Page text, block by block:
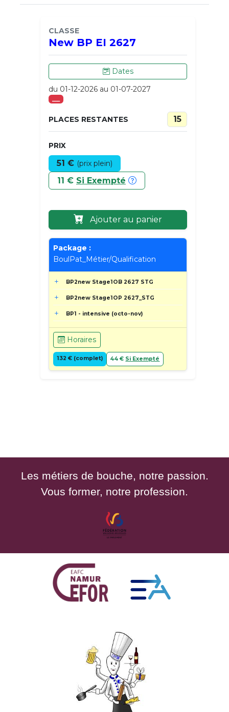
CLASSE
New BP EI 2627
Dates
du 01-12-2026 au 01-07-2027
___
PLACES RESTANTES 15
PRIX
51 € (prix plein)
11 € Si Exempté
Ajouter au panier
Package :
BoulPat_Métier/Qualification
BP2new Stage1OB 2627 STG
BP2new Stage1OP 2627_STG
BP1 - intensive (octo-nov)
Horaires
132 € (complet) 44 € Si Exempté
Les métiers de bouche, notre passion.
Vous former, notre profession.